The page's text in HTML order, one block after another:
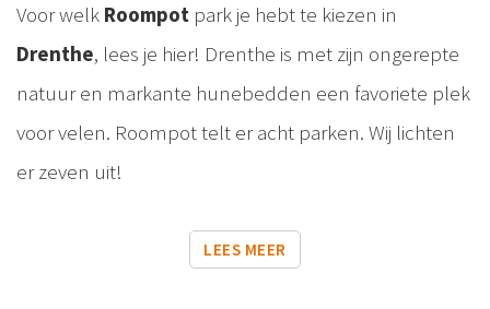
Voor welk Roompot park je hebt te kiezen in
Drenthe, lees je hier! Drenthe is met zijn ongerepte
natuur en markante hunebedden een favoriete plek
voor velen. Roompot telt er acht parken. Wij lichten
er zeven uit!
LEES MEER